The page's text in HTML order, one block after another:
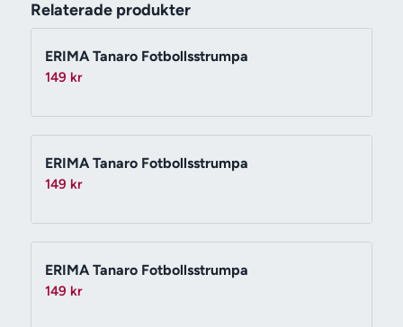
Relaterade produkter
ERIMA Tanaro Fotbollsstrumpa
149 kr
ERIMA Tanaro Fotbollsstrumpa
149 kr
ERIMA Tanaro Fotbollsstrumpa
149 kr